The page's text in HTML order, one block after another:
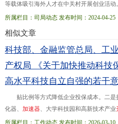
等载体吸引海外人才在中关村开展创业活
创学院，打造硬科技创业深度孵化平台。推
创新资源...近日，工业和信息化部、科学技
国第一个国家高新技术产业开发区和国家自
的试验田和
所属栏目：司局动态 发布时间：2024-04-25
相似文章
科技部、金融监管总局、工
产权局 《关于加快推动科技
高水平科技自立自强的若干
贴比例等方式降低企业投保成本。二
化器、 加速器、大学科技园和高新技术产业
建科技保险供需对接平台。结合科技型中小
所属栏目：工作动态 发布时间：2026-03-10